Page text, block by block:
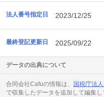
法人番号指定日 2023/12/25
最終登記更新日 2025/09/22
データの出典について
合同会社Cafuの情報は、 国税庁法
で収集したデータを追加して編集し